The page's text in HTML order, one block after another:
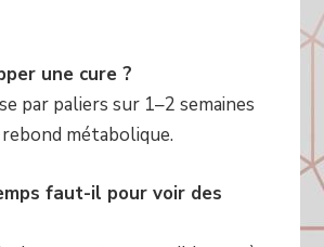
une cure ?
par paliers sur 1–2 semaines
métabolique.
faut-il pour voir des